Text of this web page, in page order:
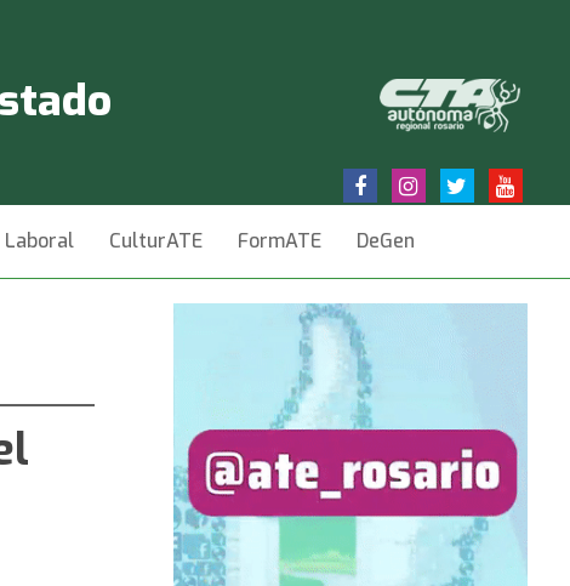
Laboral CulturATE FormATE DeGen